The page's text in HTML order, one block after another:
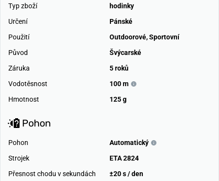
Typ zboží
hodinky
Určení
Pánské
Použití
Outdoorové,Sportovní
Původ
Švýcarské
Záruka
5 roků
Vodotěsnost
100 m
Hmotnost
125 g
Pohon
Pohon
Automatický
Strojek
ETA 2824
Přesnost chodu v sekundách
±20 s / den